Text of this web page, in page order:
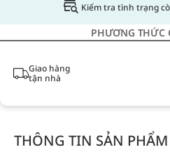
Kiểm tra tình trạng
PHƯƠNG THỨC
Giao hàng
tận nhà
THÔNG TIN SẢN PHẨM